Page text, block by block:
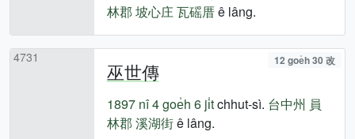
林郡 坡心庄瓦磘厝ê lâng.
4731
巫世傳 12 goe̍h 30 改
1897 nî4 goe̍h 6 ji̍tchhut-sì. 台中州 員
林郡 溪湖街ê lâng.